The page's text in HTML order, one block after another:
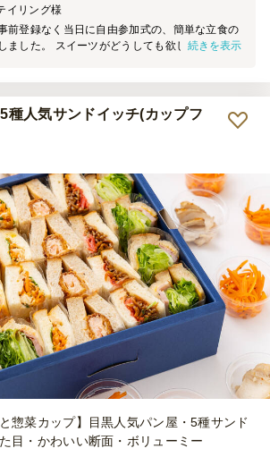
イリング様
前登録なく当日に自由参加式の、簡単な立食の
ました。 スイーツがどうしても欲しく、小分
、お値段に決して負けないお味でした。 味の
高級感があり、特別感をかもせました。 暑い
たが、簡単に溶けてしまうこともなく、つつみ
場面もありましたが、食べやすさとしてもまあ
。 スイーツでちょっと特別なおもてなしをし
ツサンドが欲しい、という際にはとても良いと
続きを表示
種人気サンドイッチ(カップフ
惣菜カップ】目黒人気パン屋・5種サンド
目・かわいい断面・ボリューミー